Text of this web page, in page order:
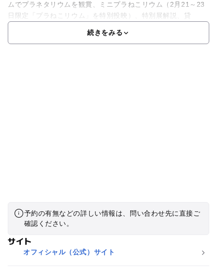
ムでプラネタリウムを観賞、ミニプラねこリウム（2月21～23
日限定「プラねこリウム」を特別投映）、特別展解説、貸
続きをみる
予約の有無などの詳しい情報は、問い合わせ先に直接ご
確認ください。
サイト
オフィシャル（公式）サイト